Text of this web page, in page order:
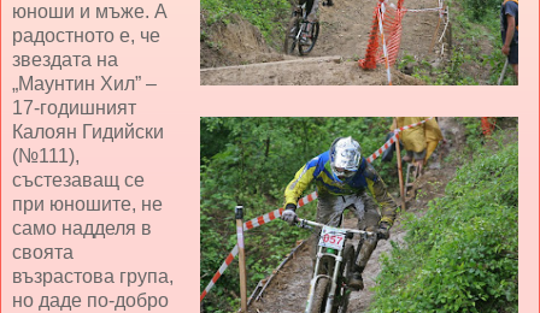
юноши и мъже. А
радостното е, че
звездата на
„Маунтин Хил” –
17-годишният
Калоян Гидийски
(№111),
състезаващ се
при юношите, не
само надделя в
своята
възрастова група,
но даде по-добро